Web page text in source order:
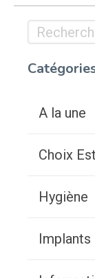
A la une
Choix
Hygiène
Implants